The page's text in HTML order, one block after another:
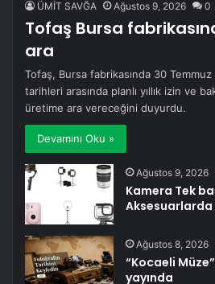
ÜMİT SAVĞA Ağustos 9, 2026 0
Tofaş Bursa
ara
Tofaş, Bursa fabrikasında 30
tarihleri arasında planlı yıllık izin ve
üretime ara vereceğini duyurdu.
Devamını Oku »
Ağustos 9, 2026
Kamera Tek
Aksesuarlarda
Ağustos 8, 2026
“Kocaeli
yayında